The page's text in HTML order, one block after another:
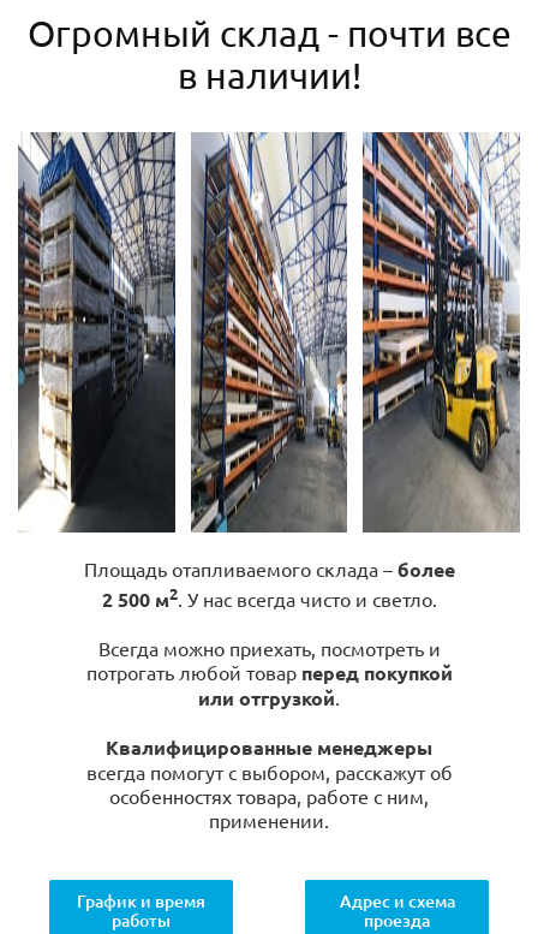
Огромный склад - почти все
в наличии!
Площадь отапливаемого склада – более
2 500 м2. У нас всегда чисто и светло.
Всегда можно приехать, посмотреть и
потрогать любой товар перед покупкой
или отгрузкой.
Квалифицированные менеджеры
всегда помогут с выбором, расскажут об
особенностях товара, работе с ним,
применении.
График и время
работы
Адрес и схема
проезда